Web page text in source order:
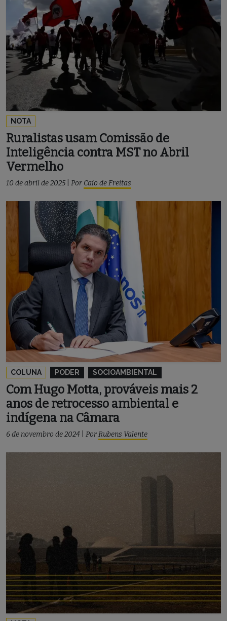
NOTA
Ruralistas usam Comissão de
Inteligência contra MST no Abril
Vermelho
10 de abril de 2025 Por Caio de Freitas
COLUNA PODER SOCIOAMBIENTAL
Com Hugo Motta, prováveis mais 2
anos de retrocesso ambiental e
indígena na Câmara
6 de novembro de 2024 PorRubens Valente